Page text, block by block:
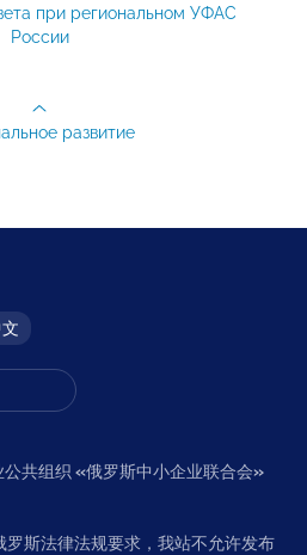
при региональном УФАС
России
развитие
共组织 «俄罗斯中小企业联合会»
斯法律法规要求，我站不允许发布